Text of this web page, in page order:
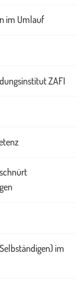
im Umlauf
ZAFI
im